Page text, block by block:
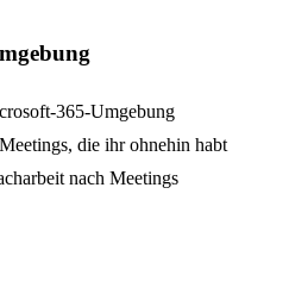
365-Umgebung
die ihr ohnehin habt
nach Meetings